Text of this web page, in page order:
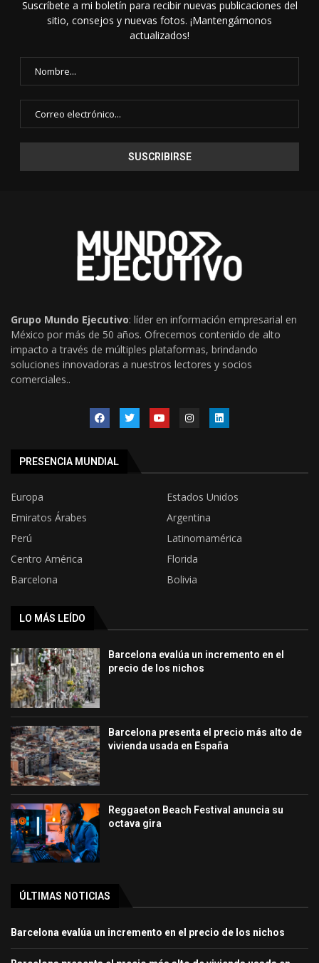
Suscríbete a mi boletín para recibir nuevas publicaciones del
sitio, consejos y nuevas fotos. ¡Mantengámonos
actualizados!
Grupo Mundo Ejecutivo: líder en información empresarial en
México por más de 50 años. Ofrecemos contenido de alto
impacto a través de múltiples plataformas, brindando
soluciones innovadoras a nuestros lectores y socios
comerciales..
PRESENCIA MUNDIAL
Europa
Estados Unidos
Emiratos Árabes
Argentina
Perú
Latinomamérica
Centro América
Florida
Barcelona
Bolivia
LO MÁS LEÍDO
Barcelona evalúa un incremento en el
precio de los nichos
Barcelona presenta el precio más alto de
vivienda usada en España
Reggaeton Beach Festival anuncia su
octava gira
ÚLTIMAS NOTICIAS
Barcelona evalúa un incremento en el precio de los nichos